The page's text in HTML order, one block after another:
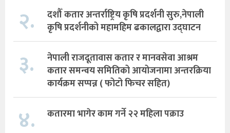
२.
दशौँ कतार अन्तर्राष्ट्रिय कृषि प्रदर्शनी सुरु,नेपाली
कृषि प्रदर्शनीको महामहिम ढकालद्वारा उद्घाटन
३.
नेपाली राजदूतावास कतार र मानवसेवा आश्रम
कतार समन्वय समितिको आयोजनामा अन्तरक्रिया
कार्यक्रम सप्पन्न ( फोटो फिचर सहित)
४. कतारमा भागेर काम गर्ने २२ महिला पक्राउ